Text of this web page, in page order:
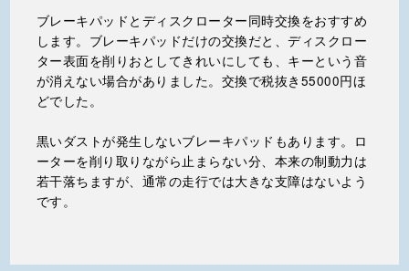
ブレーキパッドとディスクローター同時交換をおすすめ
します。ブレーキパッドだけの交換だと、ディスクロー
ター表面を削りおとしてきれいにしても、キーという音
が消えない場合がありました。交換で税抜き55000円ほ
どでした。
黒いダストが発生しないブレーキパッドもあります。ロ
ーターを削り取りながら止まらない分、本来の制動力は
若干落ちますが、通常の走行では大きな支障はないよう
です。